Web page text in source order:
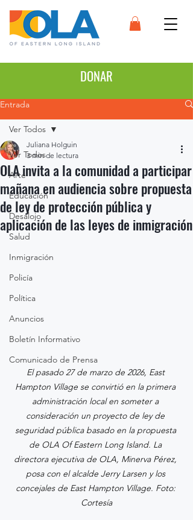
DONAR
Entrada
Ver Todos
Arte
Educación
Desalojo
Salud
Inmigración
Policía
Política
Anuncios
Boletín Informativo
Comunicado de Prensa
Ver Todos
OLA invita a la comunidad a participar
mañana en audiencia sobre propuesta
de ley de protección pública y
aplicación de las leyes de inmigración
Juliana Holguin
3 min de lectura
El pasado 27 de marzo de 2026, East
Hampton Village se convirtió en la primera
administración local en someter a
consideración un proyecto de ley de
seguridad pública basado en la propuesta
de OLA Of Eastern Long Island. La
directora ejecutiva de OLA, Minerva Pérez,
posa con el alcalde Jerry Larsen y los
concejales de East Hampton Village. Foto:
Cortesía